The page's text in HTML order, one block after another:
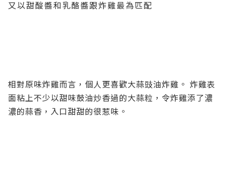
又以甜酸醬和乳酪醬跟炸雞最為匹配
相對原味炸雞而言，個人更喜歡大蒜豉油炸雞。 炸雞表
面粘上不少以甜味鼓油炒香過的大蒜粒，令炸雞添了濃
濃的蒜香，入口甜甜的很惹味。